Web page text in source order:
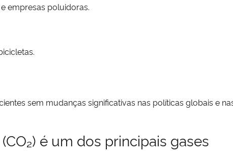
empresas poluidoras.
sem mudanças significativas nas políticas globais e
é um dos principais gases